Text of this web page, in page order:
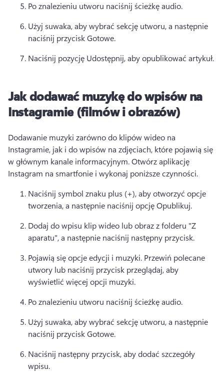
Po znalezieniu utworu naciśnij ścieżkę audio.
Użyj suwaka, aby wybrać sekcję utworu, a następnie
naciśnij przycisk Gotowe.
Naciśnij pozycję Udostępnij, aby opublikować artykuł.
Jak dodawać muzykę do wpisów na
Instagramie (filmów i obrazów)
Dodawanie muzyki zarówno do klipów wideo na
Instagramie, jak i do wpisów na zdjęciach, które pojawią się
w głównym kanale informacyjnym. Otwórz aplikację
Instagram na smartfonie i wykonaj poniższe czynności.
Naciśnij symbol znaku plus (+), aby otworzyć opcje
tworzenia, a następnie naciśnij opcję Opublikuj.
Dodaj do wpisu klip wideo lub obraz z folderu "Z
aparatu", a następnie naciśnij następny przycisk.
Pojawią się opcje edycji i muzyki. Przewiń polecane
utwory lub naciśnij przycisk przeglądaj, aby
wyświetlić więcej opcji muzyki.
Po znalezieniu utworu naciśnij ścieżkę audio.
Użyj suwaka, aby wybrać sekcję utworu, a następnie
naciśnij przycisk Gotowe.
Naciśnij następny przycisk, aby dodać szczegóły
wpisu.